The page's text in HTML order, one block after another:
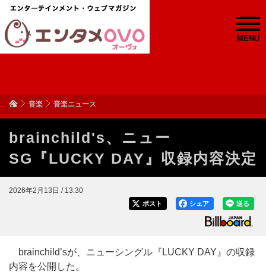
MENU
音楽 音楽ニュース
brainchild's、ニュー
SG『LUCKY DAY』収録内容決定
2026年2月13日 / 13:30
送る
シェア
ポスト
brainchild’sが、ニューシングル『LUCKY DAY』の収録
内容を公開した。